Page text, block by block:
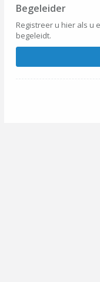
Begeleider
Registreer u hier als u
begeleidt.